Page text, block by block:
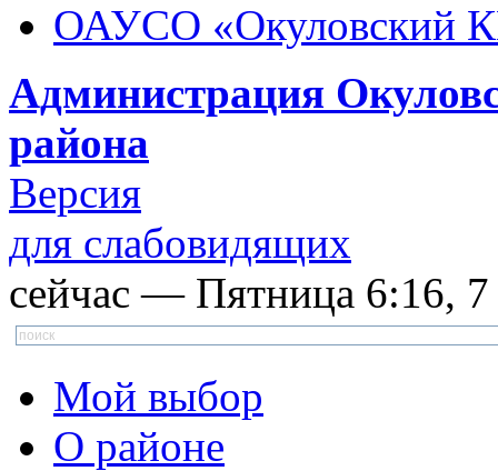
ОАУСО «Окуловский
Администрация
района
Версия
для слабовидящих
сейчас — Пятница 6:16, 7
Мой выбор
О районе